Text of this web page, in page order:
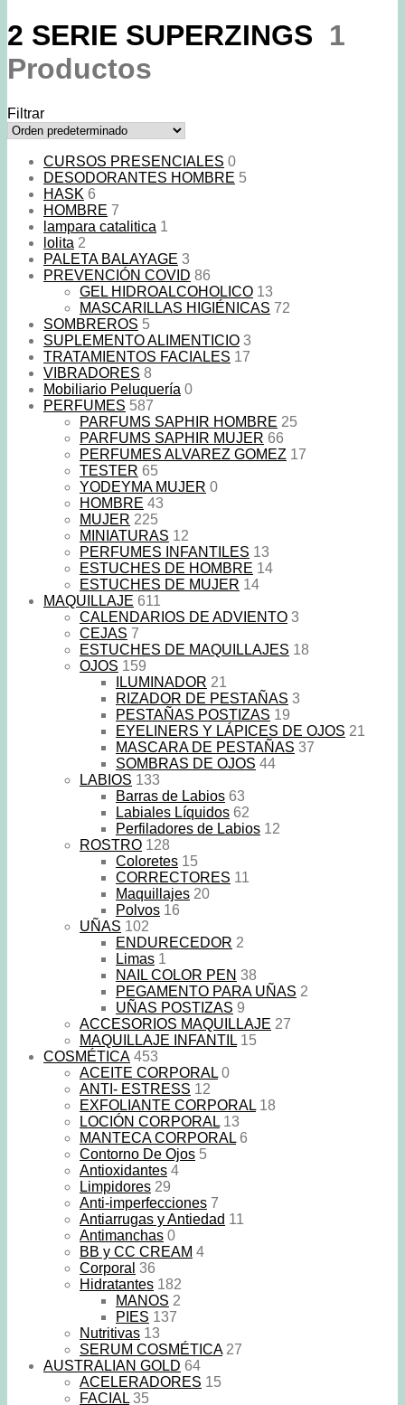
2 SERIE SUPERZINGS 1
Productos
Filtrar
CURSOS PRESENCIALES 0
DESODORANTES HOMBRE 5
HASK 6
HOMBRE 7
lampara catalitica 1
lolita 2
PALETA BALAYAGE 3
PREVENCIÓN COVID 86
GEL HIDROALCOHOLICO 13
MASCARILLAS HIGIÉNICAS 72
SOMBREROS 5
SUPLEMENTO ALIMENTICIO 3
TRATAMIENTOS FACIALES 17
VIBRADORES 8
Mobiliario Peluquería 0
PERFUMES 587
PARFUMS SAPHIR HOMBRE 25
PARFUMS SAPHIR MUJER 66
PERFUMES ALVAREZ GOMEZ 17
TESTER 65
YODEYMA MUJER 0
HOMBRE 43
MUJER 225
MINIATURAS 12
PERFUMES INFANTILES 13
ESTUCHES DE HOMBRE 14
ESTUCHES DE MUJER 14
MAQUILLAJE 611
CALENDARIOS DE ADVIENTO 3
CEJAS 7
ESTUCHES DE MAQUILLAJES 18
OJOS 159
ILUMINADOR 21
RIZADOR DE PESTAÑAS 3
PESTAÑAS POSTIZAS 19
EYELINERS Y LÁPICES DE OJOS 21
MASCARA DE PESTAÑAS 37
SOMBRAS DE OJOS 44
LABIOS 133
Barras de Labios 63
Labiales Líquidos 62
Perfiladores de Labios 12
ROSTRO 128
Coloretes 15
CORRECTORES 11
Maquillajes 20
Polvos 16
UÑAS 102
ENDURECEDOR 2
Limas 1
NAIL COLOR PEN 38
PEGAMENTO PARA UÑAS 2
UÑAS POSTIZAS 9
ACCESORIOS MAQUILLAJE 27
MAQUILLAJE INFANTIL 15
COSMÉTICA 453
ACEITE CORPORAL 0
ANTI- ESTRESS 12
EXFOLIANTE CORPORAL 18
LOCIÓN CORPORAL 13
MANTECA CORPORAL 6
Contorno De Ojos 5
Antioxidantes 4
Limpidores 29
Anti-imperfecciones 7
Antiarrugas y Antiedad 11
Antimanchas 0
BB y CC CREAM 4
Corporal 36
Hidratantes 182
MANOS 2
PIES 137
Nutritivas 13
SERUM COSMÉTICA 27
AUSTRALIAN GOLD 64
ACELERADORES 15
FACIAL 35